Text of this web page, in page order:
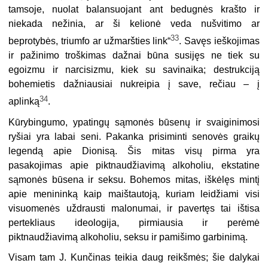
tamsoje, nuolat balansuojant ant bedugnės krašto ir
niekada nežinia, ar ši kelionė veda nušvitimo ar
beprotybės, triumfo ar užmaršties link“33. Savęs ieškojimas
ir pažinimo troškimas dažnai būna susijęs ne tiek su
egoizmu ir narcisizmu, kiek su savinaika; destrukciją
bohemietis daž­niausiai nukreipia į save, rečiau – į
aplinką34.
Kūrybingumo, ypatingų sąmonės būsenų ir svaiginimosi
ryšiai yra labai seni. Pakanka prisiminti senovės graikų
legendą apie Dionisą. Šis mitas visų pirma yra
pasakojimas apie piktnaudžiavimą alkoholiu, ekstatine
sąmonės būsena ir seksu. Bohemos mitas, iškėlęs mintį
apie menininką kaip maištautoją, kuriam leidžiami visi
visuomenės uždrausti malonumai, ir pavertęs tai ištisa
pertekliaus ideologija, pirmiausia ir perėmė
piktnaudžiavimą alkoholiu, seksu ir pamišimo garbinimą.
Visam tam J. Kunčinas teikia daug reikšmės; šie dalykai